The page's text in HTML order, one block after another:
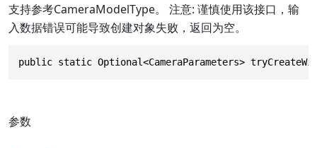
支持参考CameraModelType。 注意: 谨慎使用该接口，输
入数据错误可能导致创建对象失败，返回为空。
public static Optional<CameraParameters>
参数